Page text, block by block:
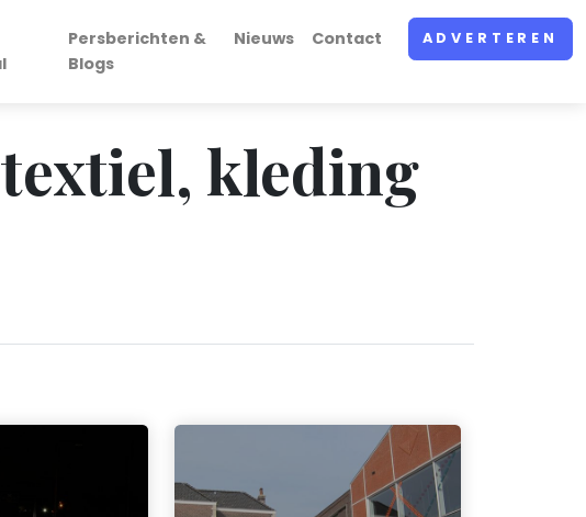
Persberichten &
Blogs
Nieuws Contact ADVERTEREN
kleding